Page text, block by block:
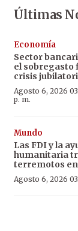
Últimas
Economía
Sector
el sobregasto
crisis
Agosto 6, 2026
p. m.
Mundo
Las FDI y la
humanitaria
terremotos
Agosto 6, 2026